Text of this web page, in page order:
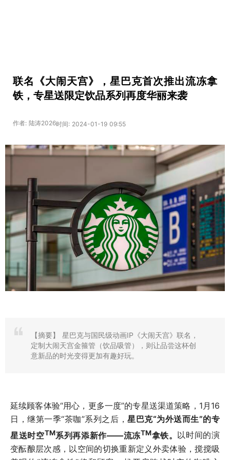
联名《大闹天宫》，星巴克首次推出流冻拿
铁，专星送限定饮品系列再度华丽来袭
作者: 陆涛2026时间: 2024-01-19 09:55
【摘要】
星巴克与国民级动画IP《大闹天宫》联名，
定制大闹天宫金箍管（饮品吸管），则让品尝这杯创
意新品的时光变得更加有趣好玩。
延续顾客体验“用心，更多一度”的专星送渠道策略，1月16
日，继第一季“茶咖”系列之后，星巴克“为外送而生”的专
星送时空TM系列再添新作——流冻TM拿铁。 以时间的演
变酝酿层次感，以空间的切换重新定义外卖体验，搅搅吸